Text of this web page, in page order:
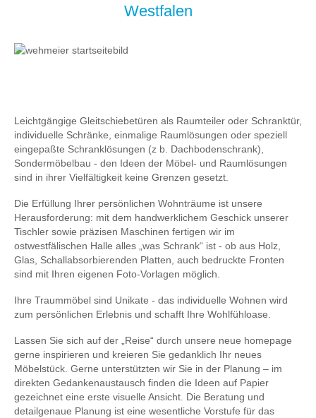
Westfalen
Leichtgängige Gleitschiebetüren als Raumteiler oder Schranktür,
individuelle Schränke, einmalige Raumlösungen oder speziell
eingepaßte Schranklösungen (z b. Dachbodenschrank),
Sondermöbelbau - den Ideen der Möbel- und Raumlösungen
sind in ihrer Vielfältigkeit keine Grenzen gesetzt.
Die Erfüllung Ihrer persönlichen Wohnträume ist unsere
Herausforderung: mit dem handwerklichem Geschick unserer
Tischler sowie präzisen Maschinen fertigen wir im
ostwestfälischen Halle alles „was Schrank“ ist - ob aus Holz,
Glas, Schallabsorbierenden Platten, auch bedruckte Fronten
sind mit Ihren eigenen Foto-Vorlagen möglich.
Ihre Traummöbel sind Unikate - das individuelle Wohnen wird
zum persönlichen Erlebnis und schafft Ihre Wohlfühloase.
Lassen Sie sich auf der „Reise“ durch unsere neue homepage
gerne inspirieren und kreieren Sie gedanklich Ihr neues
Möbelstück. Gerne unterstützten wir Sie in der Planung – im
direkten Gedankenaustausch finden die Ideen auf Papier
gezeichnet eine erste visuelle Ansicht. Die Beratung und
detailgenaue Planung ist eine wesentliche Vorstufe für das